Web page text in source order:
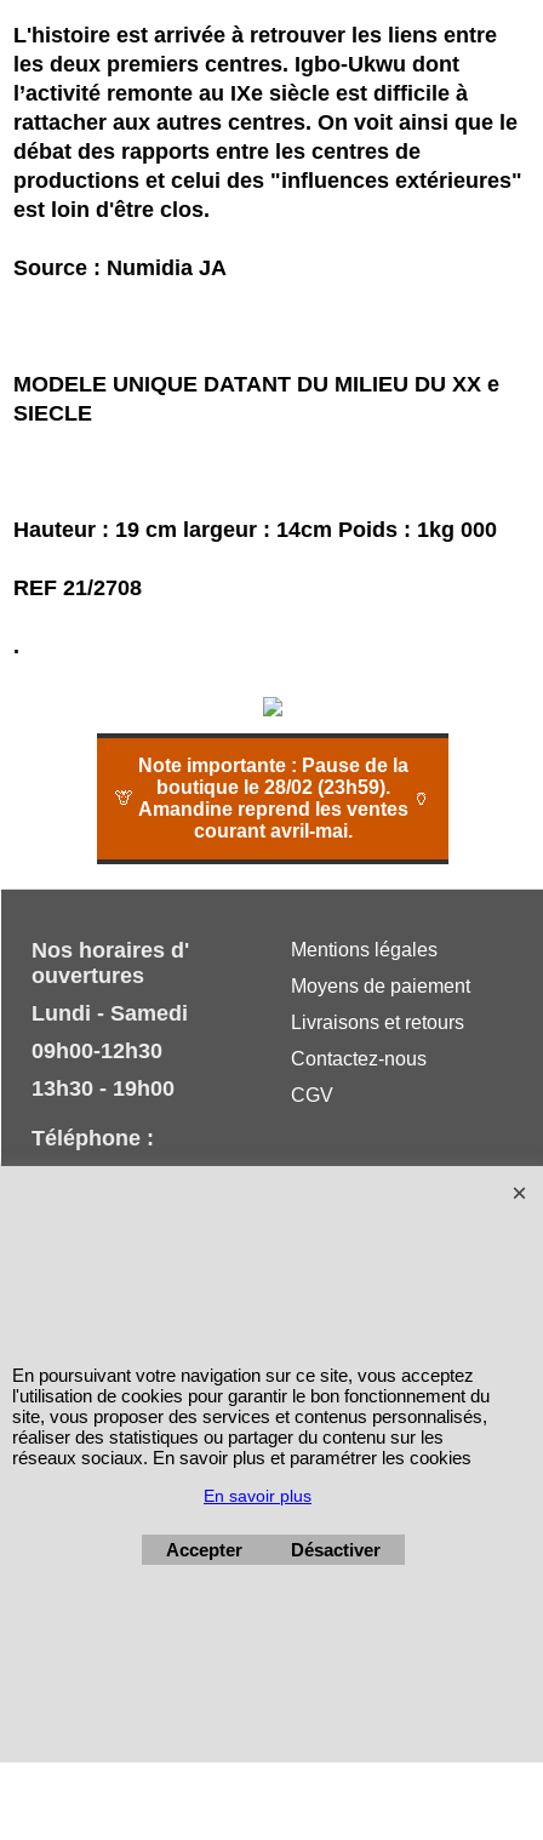
L'histoire est arrivée à retrouver les liens entre
les deux premiers centres. Igbo-Ukwu dont
l’activité remonte au IXe siècle est difficile à
rattacher aux autres centres. On voit ainsi que le
débat des rapports entre les centres de
productions et celui des "influences extérieures"
est loin d'être clos.
Source : Numidia JA
MODELE UNIQUE DATANT DU MILIEU DU XX e
SIECLE
Hauteur : 19 cm largeur : 14cm Poids : 1kg 000
REF 21/2708
.
🦒
Note importante : Pause de la
boutique le 28/02 (23h59).
Amandine reprend les ventes
courant avril-mai.
🏺
Mentions légales
Moyens de paiement
Livraisons et retours
Contactez-nous
CGV
Nos horaires d'
ouvertures
Lundi - Samedi
09h00-12h30
13h30 - 19h00
Téléphone :
En poursuivant votre navigation sur ce site, vous acceptez
l'utilisation de cookies pour garantir le bon fonctionnement du
site, vous proposer des services et contenus personnalisés,
réaliser des statistiques ou partager du contenu sur les
réseaux sociaux. En savoir plus et paramétrer les cookies
En savoir plus
Accepter Désactiver